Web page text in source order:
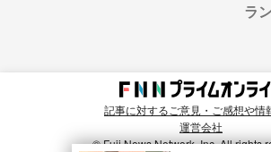
ラ
記事に対するご意見・ご感想や情
運営会社
© Fuji News Network, Inc. All rights